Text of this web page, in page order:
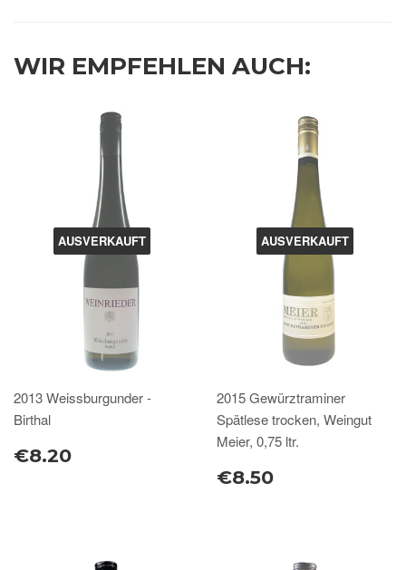
WIR EMPFEHLEN AUCH:
AUSVERKAUFT
2013 Weissburgunder -
Birthal
€8.20
AUSVERKAUFT
2015 Gewürztraminer
Spätlese trocken, Weingut
Meier, 0,75 ltr.
€8.50